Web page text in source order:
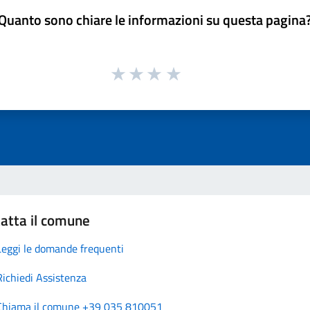
sono chiare le informazioni su questa
il comune
le domande frequenti
Assistenza
il comune +39 035 810051